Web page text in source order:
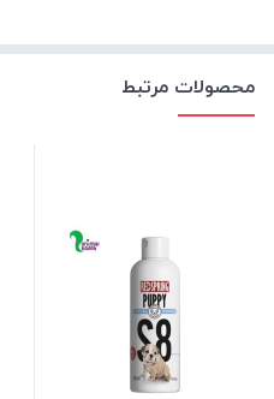
محصولات مرتبط